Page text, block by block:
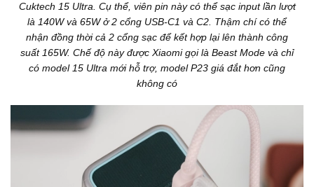
Cuktech 15 Ultra. Cụ thể, viên pin này có thể sạc input lần lượt
là 140W và 65W ở 2 cổng USB-C1 và C2. Thậm chí có thể
nhận đồng thời cả 2 cổng sạc để kết hợp lại lên thành công
suất 165W. Chế độ này được Xiaomi gọi là Beast Mode và chỉ
có model 15 Ultra mới hỗ trợ, model P23 giá đắt hơn cũng
không có